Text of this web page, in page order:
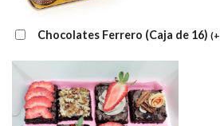
Chocolates Ferrero (Caja de 16) (+